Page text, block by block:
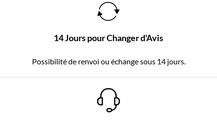
14 Jours pour Changer d'Avis
Possibilité de renvoi ou échange sous 14 jours.